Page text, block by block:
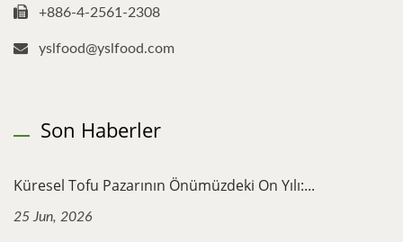
+886-4-2561-2308
yslfood@yslfood.com
Son Haberler
Küresel Tofu Pazarının Önümüzdeki On Yılı:...
25 Jun, 2026